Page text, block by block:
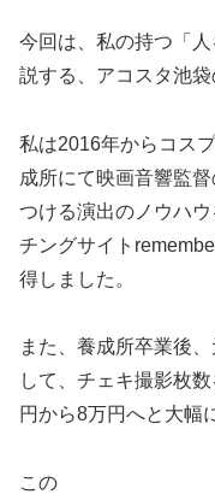
今回は、私の持つ「
説する、アコスタ池袋
私は2016年からコス
成所にて映画音響監
つける演出のノウハ
チングサイト
得しました。
また、養成所卒業後
して、チェキ撮影枚
円から8万円へと大幅
この